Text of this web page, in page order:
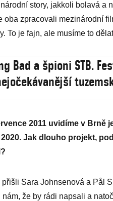
story, jakkoli bolavá a
oba zpracovali mezinárodní
To je fajn, ale musíme to
Bad a špioni STB.
2011 uvidíme v Brně
Jak dlouho projekt,
Sara Johnsenová a Pål
že by rádi napsali a